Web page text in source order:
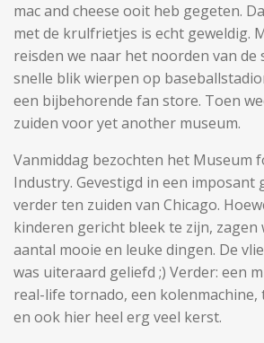
mac and cheese ooit heb gegeten.
met de krulfrietjes is echt geweldig.
reisden we naar het noorden van de
snelle blik wierpen op
een bijbehorende fan store. Toen
zuiden voor yet another museum.
Vanmiddag bezochten het Museum
Industry. Gevestigd in een imposant
verder ten zuiden van Chicago.
kinderen gericht bleek te zijn, zagen
aantal mooie en leuke dingen. De
was uiteraard geliefd ;) Verder: een
real-life tornado, een
en ook hier heel erg veel kerst.